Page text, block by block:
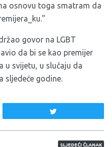
osnovu toga smatram da
govor na LGBT
da bi se kao premijer
u svijetu, u slučaju da
sljedeće godine.
SLJEDEĆI ČLANAK